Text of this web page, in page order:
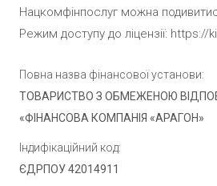
Нацкомфінпослуг можна
Режим доступу до ліцензії: ­ https://
Повна назва фінансової установи:
ТОВАРИСТВО З ОБМЕЖЕНОЮ
«ФІНАНСОВА КОМПАНІЯ «АРАГОН»
Індифікаційний код:
ЄДРПОУ 42014911